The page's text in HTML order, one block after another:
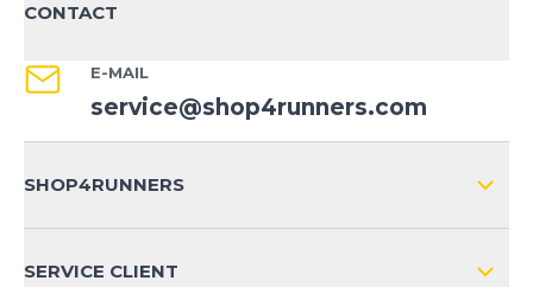
CONTACT
E-MAIL
service@shop4runners.com
SHOP4RUNNERS
SERVICE CLIENT